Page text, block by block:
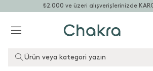
₺2.000 ve üzeri alışverişlerinizde
Ürün veya kategori yazın